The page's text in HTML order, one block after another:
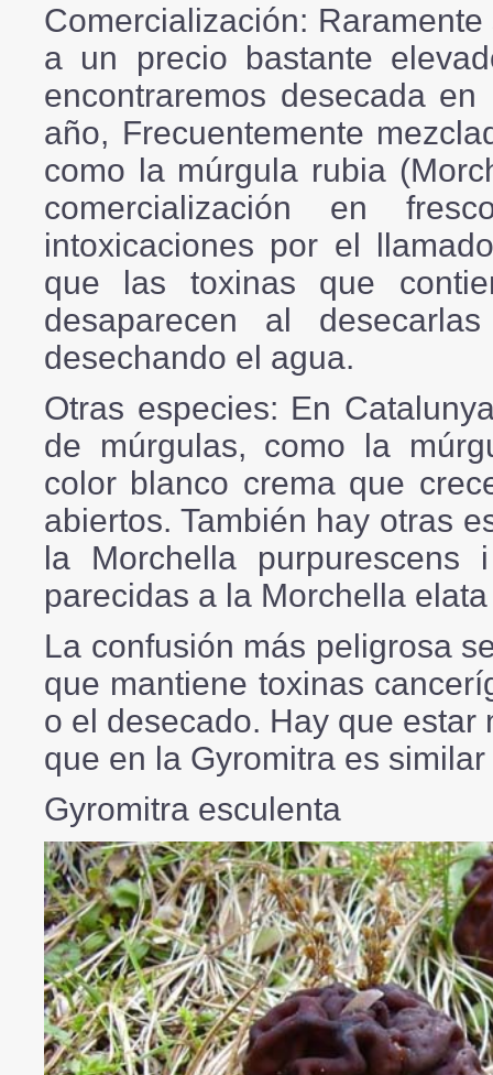
Comercialización:
a un precio bastante
encontraremos desecada
año, Frecuentemente
como la múrgula rubia
comercialización en
intoxicaciones por el
que las toxinas que
desaparecen al
desechando el agua.
Otras especies: En
de múrgulas, como la
color blanco crema que
abiertos. También hay otras
la Morchella
parecidas a la Morchella
La confusión más peligrosa
que mantiene toxinas
o el desecado. Hay que
que en la Gyromitra es
Gyromitra esculenta